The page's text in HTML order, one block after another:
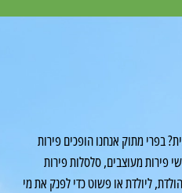
מתוק אנחנו הופכים פירות
מעוצבים, סלסלות פירות
ליולדת או פשוט כדי לפנק את מי